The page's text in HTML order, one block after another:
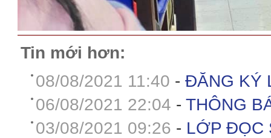
Tin mới hơn:
08/08/2021 11:40 - ĐĂNG KÝ
06/08/2021 22:04 - THÔNG
03/08/2021 09:26 - LỚP ĐỌC